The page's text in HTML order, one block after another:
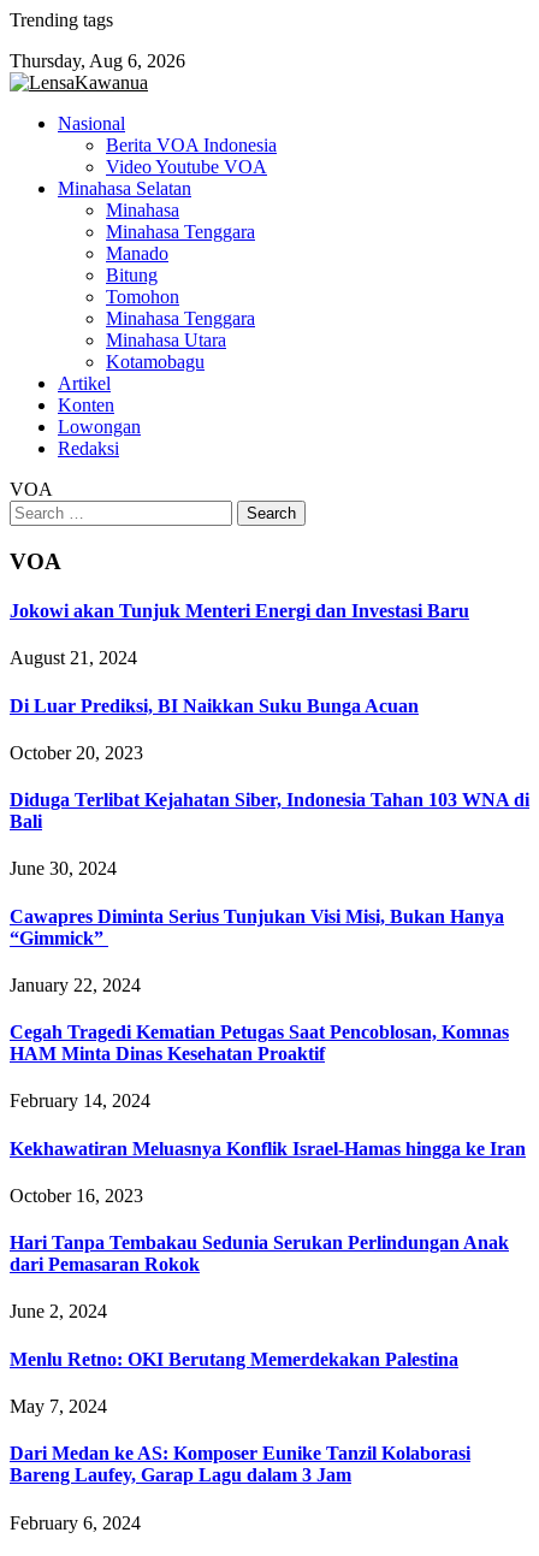
Skip
content
Trending tags
Thursday, Aug 6, 2026
Nasional
Berita VOA Indonesia
Video Youtube VOA
Minahasa Selatan
Minahasa
Minahasa Tenggara
Manado
Bitung
Tomohon
Minahasa Tenggara
Minahasa Utara
Kotamobagu
Artikel
Konten
Lowongan
Redaksi
VOA
Search
for:
VOA
Jokowi akan Tunjuk Menteri Energi dan Investasi Baru
August 21, 2024
Di Luar Prediksi, BI Naikkan Suku Bunga Acuan
October 20, 2023
Diduga Terlibat Kejahatan Siber, Indonesia Tahan 103 WNA di
Bali
June 30, 2024
Cawapres Diminta Serius Tunjukan Visi Misi, Bukan Hanya
“Gimmick”
January 22, 2024
Cegah Tragedi Kematian Petugas Saat Pencoblosan, Komnas
HAM Minta Dinas Kesehatan Proaktif
February 14, 2024
Kekhawatiran Meluasnya Konflik Israel-Hamas hingga ke Iran
October 16, 2023
Hari Tanpa Tembakau Sedunia Serukan Perlindungan Anak
dari Pemasaran Rokok
June 2, 2024
Menlu Retno: OKI Berutang Memerdekakan Palestina
May 7, 2024
Dari Medan ke AS: Komposer Eunike Tanzil Kolaborasi
Bareng Laufey, Garap Lagu dalam 3 Jam
February 6, 2024